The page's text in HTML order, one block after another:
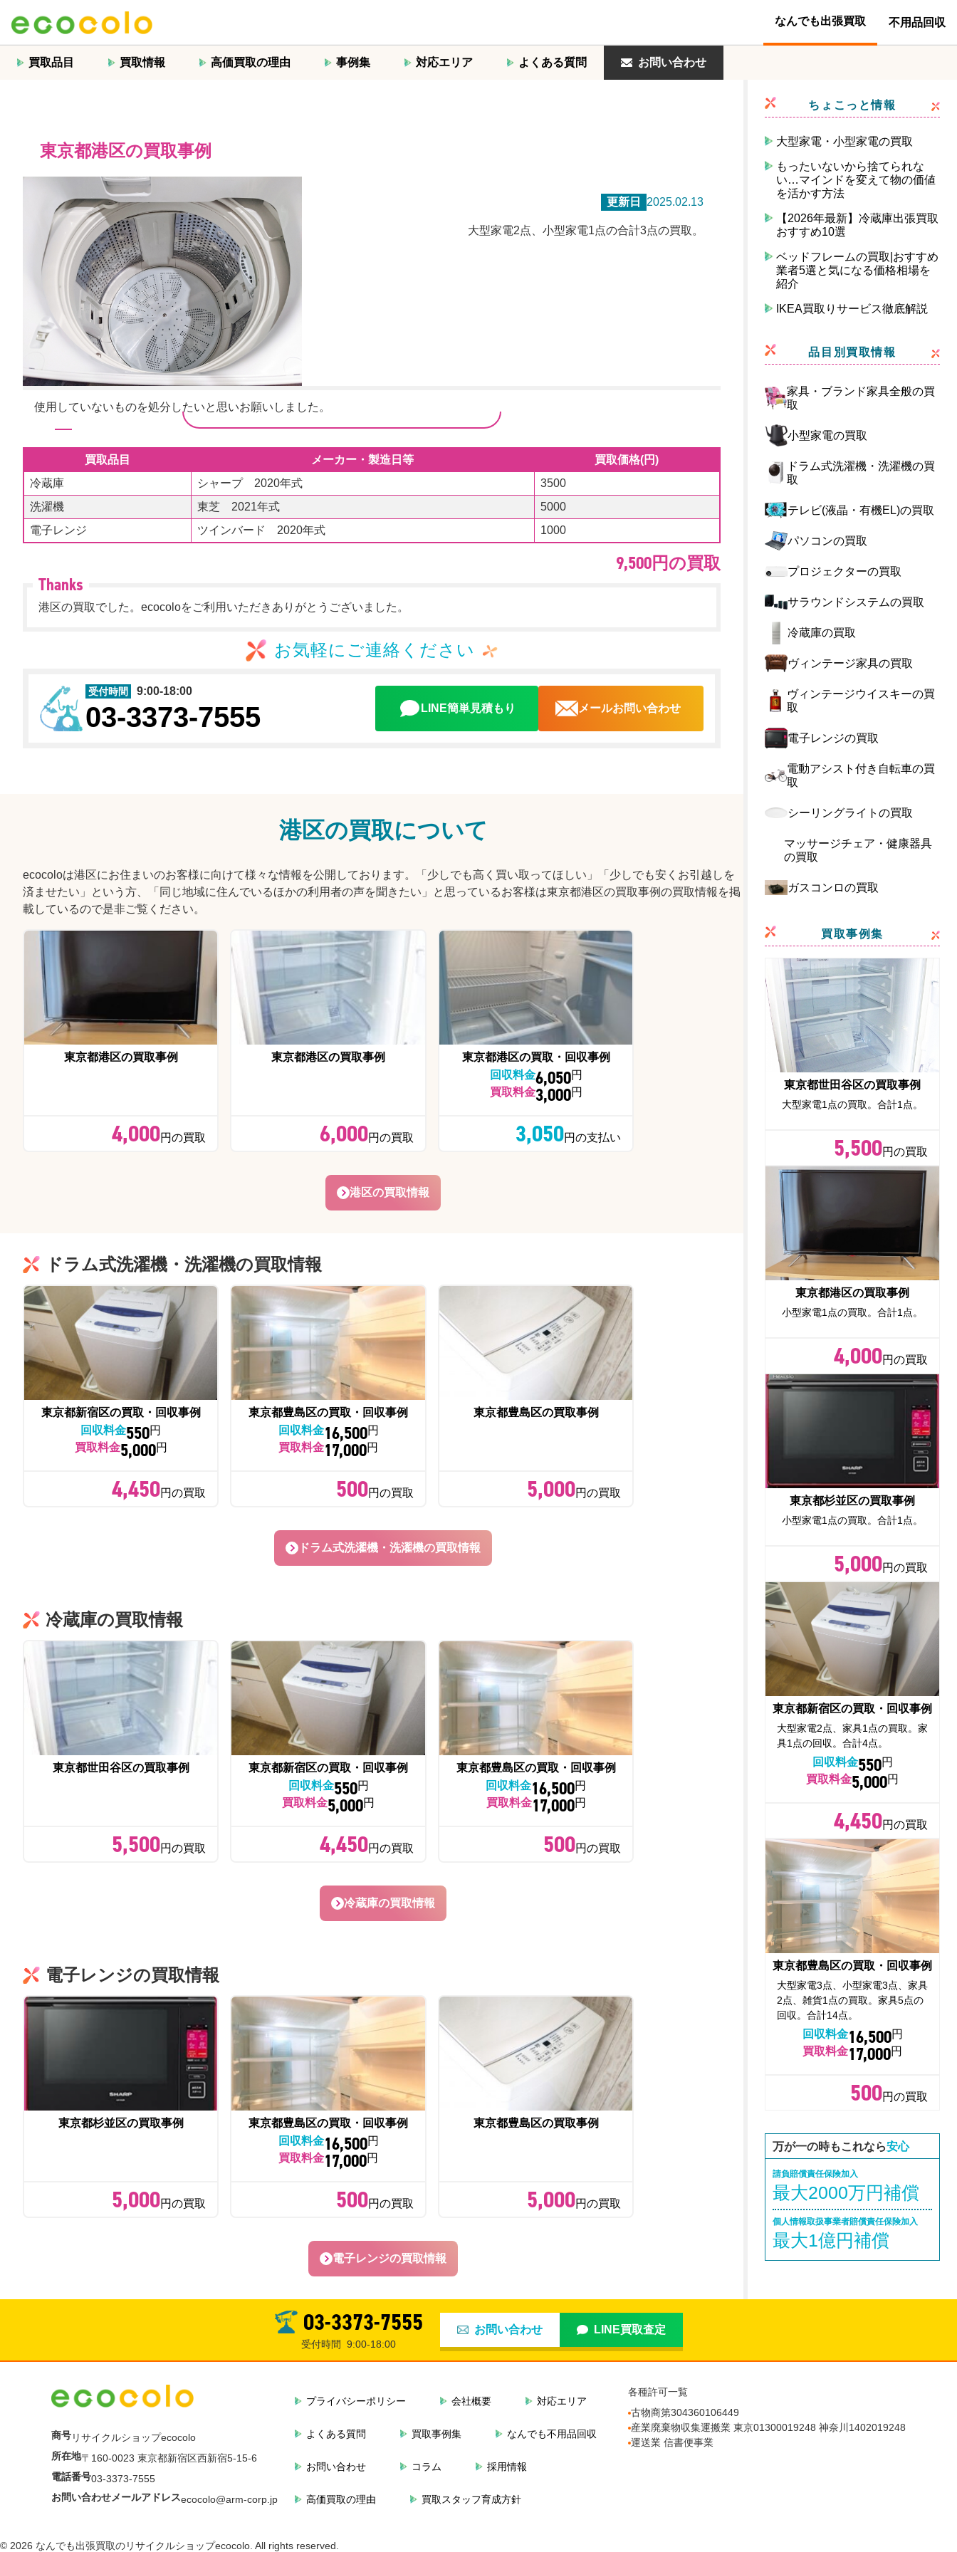
なんでも出張買取 不用品回収
買取品目 買取情報 高価買取の理由 事例集 対応エリア よくある質問 お問い合わせ
東京都港区の買取事例
更新日 2025.02.13
大型家電2点、小型家電1点の合計3点の買取。
使用していないものを処分したいと思いお願いしました。
買取品目 メーカー・製造日等
買取価格(円)
冷蔵庫
シャープ 2020年式
3500
洗濯機
東芝 2021年式
5000
電子レンジ
ツインバード 2020年式 1000
9,500円の買取
港区の買取でした。ecocoloをご利用いただきありがとうございました。
お気軽にご連絡ください
受付時間 9:00-18:00
03-3373-7555 LINE簡単見積もり メールお問い合わせ
港区の買取について
ecocoloは港区にお住まいのお客様に向けて様々な情報を公開しております。「少しでも高く買い取ってほしい」「少しでも安くお引越しを
済ませたい」という方、「同じ地域に住んでいるほかの利用者の声を聞きたい」と思っているお客様は東京都港区の買取事例の買取情報を掲
載しているので是非ご覧ください。
東京都港区の買取事例
4,000円の買取
東京都港区の買取事例
6,000円の買取
東京都港区の買取・回収事例
回収料金6,050円
買取料金3,000円
3,050円の支払い
港区の買取情報
ドラム式洗濯機・洗濯機の買取情報
東京都新宿区の買取・回収事例
回収料金550円
買取料金5,000円
4,450円の買取
東京都豊島区の買取・回収事例
回収料金16,500円
買取料金17,000円
500円の買取
東京都豊島区の買取事例
5,000円の買取
ドラム式洗濯機・洗濯機の買取情報
冷蔵庫の買取情報
東京都世田谷区の買取事例
5,500円の買取
東京都新宿区の買取・回収事例
回収料金550円
買取料金5,000円
4,450円の買取
東京都豊島区の買取・回収事例
回収料金16,500円
買取料金17,000円
500円の買取
冷蔵庫の買取情報
電子レンジの買取情報
東京都杉並区の買取事例
5,000円の買取
東京都豊島区の買取・回収事例
回収料金16,500円
買取料金17,000円
500円の買取
東京都豊島区の買取事例
5,000円の買取
電子レンジの買取情報
ちょこっと情報
大型家電・小型家電の買取
もったいないから捨てられな
い…マインドを変えて物の価値
を活かす方法
【2026年最新】冷蔵庫出張買取
おすすめ10選
ベッドフレームの買取|おすすめ
業者5選と気になる価格相場を
紹介
IKEA買取りサービス徹底解説
品目別買取情報
家具・ブランド家具全般の買
取
小型家電の買取
ドラム式洗濯機・洗濯機の買
取
テレビ(液晶・有機EL)の買取
パソコンの買取
プロジェクターの買取
サラウンドシステムの買取
冷蔵庫の買取
ヴィンテージ家具の買取
ヴィンテージウイスキーの買
取
電子レンジの買取
電動アシスト付き自転車の買
取
シーリングライトの買取
マッサージチェア・健康器具
の買取
ガスコンロの買取
買取事例集
東京都世田谷区の買取事例
大型家電1点の買取。合計1点。
5,500円の買取
東京都港区の買取事例
小型家電1点の買取。合計1点。
4,000円の買取
東京都杉並区の買取事例
小型家電1点の買取。合計1点。
5,000円の買取
東京都新宿区の買取・回収事例
大型家電2点、家具1点の買取。家
具1点の回収。合計4点。
回収料金550円
買取料金5,000円
4,450円の買取
東京都豊島区の買取・回収事例
大型家電3点、小型家電3点、家具
2点、雑貨1点の買取。家具5点の
回収。合計14点。
回収料金16,500円
買取料金17,000円
500円の買取
万が一の時もこれなら安心
請負賠償責任保険加入
最大2000万円補償
個人情報取扱事業者賠償責任保険加入
最大1億円補償
03-3373-7555
受付時間 9:00-18:00
お問い合わせ LINE買取査定
商号リサイクルショップecocolo
所在地〒160-0023 東京都新宿区西新宿5-15-6
電話番号03-3373-7555
お問い合わせメールアドレスecocolo@arm-corp.jp
プライバシーポリシー 会社概要 対応エリア
よくある質問 買取事例集 なんでも不用品回収
お問い合わせ コラム 採用情報
高価買取の理由 買取スタッフ育成方針
各種許可一覧
古物商第304360106449
産業廃棄物収集運搬業 東京01300019248 神奈川1402019248
運送業 信書便事業
© 2026 なんでも出張買取のリサイクルショップecocolo. All rights reserved.